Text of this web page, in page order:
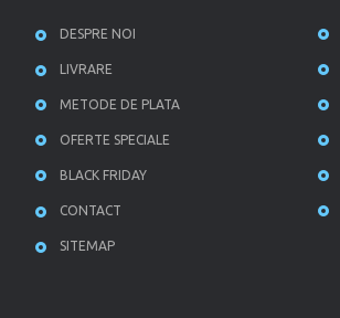
DESPRE NOI
LIVRARE
METODE DE PLATA
OFERTE SPECIALE
BLACK FRIDAY
CONTACT
SITEMAP